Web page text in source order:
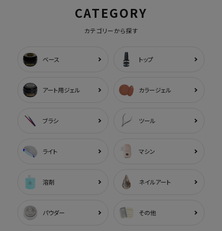
CATEGORY
カテゴリーから探す
ベース トップ
アート用ジェル カラージェル
ブラシ ツール
ライト マシン
溶剤 ネイルアート
パウダー その他